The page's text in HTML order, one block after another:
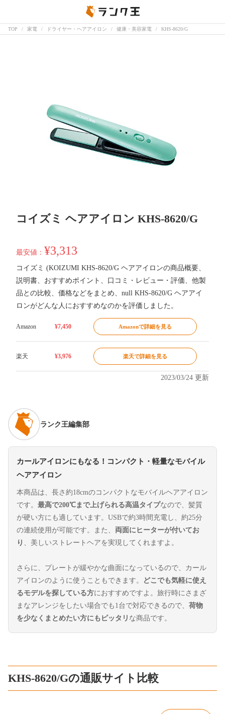
TOP 家電 ドライヤー・ヘアアイロン 健康・美容家電 KHS-8620/G
コイズミ ヘアアイロン KHS-8620/G
最安値： ¥3,313
コイズミ (KOIZUMI KHS-8620/G ヘアアイロンの商品概要、
説明書、おすすめポイント、口コミ・レビュー・評価、他製
品との比較、価格などをまとめ、null KHS-8620/G ヘアアイ
ロンがどんな人におすすめなのかを評価しました。
Amazon ¥7,450 Amazonで詳細を見る
楽天 ¥3,976 楽天で詳細を見る
2023/03/24 更新
ランク王編集部
カールアイロンにもなる！コンパクト・軽量なモバイル
ヘアアイロン
本商品は、長さ約18cmのコンパクトなモバイルヘアアイロン
です。 最高で200℃まで上げられる高温タイプなので、髪質
が硬い方にも適しています。USBで約3時間充電し、約25分
の連続使用が可能です。また、 両面にヒーターが付いてお
り 、美しいストレートヘアを実現してくれますよ。
さらに、プレートが緩やかな曲面になっているので、カール
アイロンのように使うこともできます。
どこでも気軽に使え
るモデルを探している方におすすめですよ。旅行時にさまざ
まなアレンジをしたい場合でも1台で対応できるので、 荷物
を少なくまとめたい方にもピッタリ な商品です。
KHS-8620/Gの通販サイト比較